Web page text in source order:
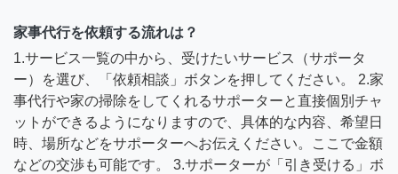
家事代行を依頼する流れは？
1.サービス一覧の中から、受けたいサービス（サポータ
ー）を選び、「依頼相談」ボタンを押してください。 2.家
事代行や家の掃除をしてくれるサポーターと直接個別チャ
ットができるようになりますので、具体的な内容、希望日
時、場所などをサポーターへお伝えください。ここで金額
などの交渉も可能です。 3.サポーターが「引き受ける」ボ